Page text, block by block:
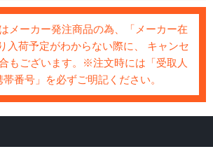
メーカー発注商品の為、「メーカー在
入荷予定がわからない際に、 キャンセ
もございます。※注文時には「受取人
番号」を必ずご明記ください。